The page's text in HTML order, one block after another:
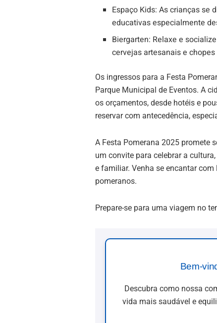
Espaço Kids: As crianças se
educativas especialmente
Biergarten: Relaxe e
cervejas artesanais e
Os ingressos para a Festa
Parque Municipal de Eventos. A
os orçamentos, desde hotéis e
reservar com antecedência,
A Festa Pomerana 2025 promete
um convite para celebrar a
e familiar. Venha se encantar
pomeranos.
Prepare-se para uma viagem no
Bem-
Descubra como nossa
vida mais saudável e